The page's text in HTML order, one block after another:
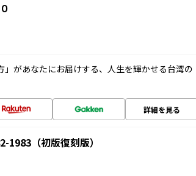
があなたにお届けする、人生を輝かせる台湾の
詳細を見る
1983（初版復刻版）